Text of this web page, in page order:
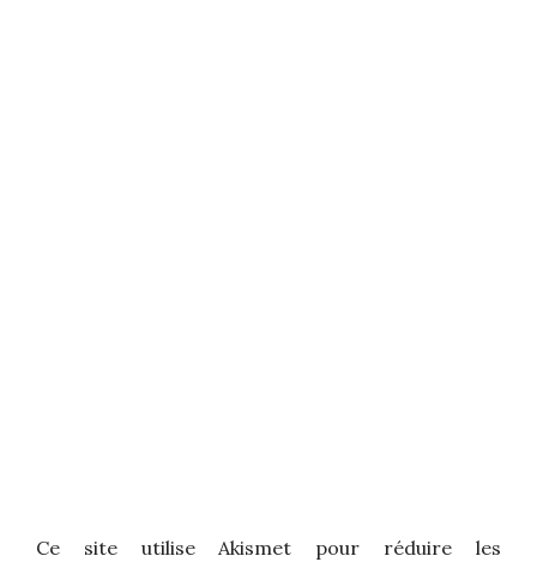
Ce site utilise Akismet pour réduire les